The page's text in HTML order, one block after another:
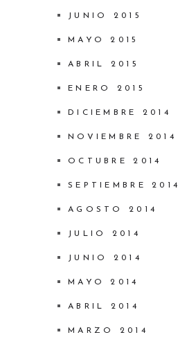
JUNIO 2015
MAYO 2015
ABRIL 2015
ENERO 2015
DICIEMBRE 2014
NOVIEMBRE 2014
OCTUBRE 2014
SEPTIEMBRE 2014
AGOSTO 2014
JULIO 2014
JUNIO 2014
MAYO 2014
ABRIL 2014
MARZO 2014